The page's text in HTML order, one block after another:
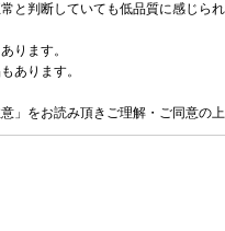
と判断していても低品質に感じら
ります。
あります。
」をお読み頂きご理解・ご同意の上